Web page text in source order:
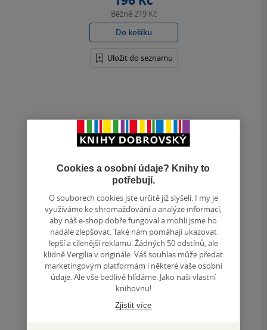
Běžně219 Kč
Do košíku
Uložit do seznamu
Nedostupné
Ochočené smrti
Cookies a osobní údaje? Knihy to
potřebují.
O souborech cookies jste určitě již slyšeli. I my je
využíváme ke shromažďování a analýze informací,
aby náš e-shop dobře fungoval a mohli jsme ho
nadále zlepšovat. Také nám pomáhají ukazovat
lepší a cílenější reklamu. Žádných 50 odstínů, ale
klidně Vergilia v originále. Váš souhlas může předat
marketingovým platformám i některé vaše osobní
údaje. Ale vše bedlivě hlídáme. Jako naši vlastní
knihovnu!
Zjistit více